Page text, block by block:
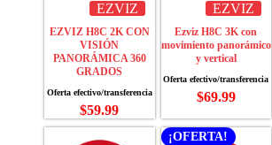
EZVIZ
EZVIZ H8C 2K CON
VISIÓN
PANORÁMICA 360
GRADOS
$59.99
EZVIZ
Ezviz H8C 3K con
movimiento panorámico
y vertical
$69.99
¡OFERTA!